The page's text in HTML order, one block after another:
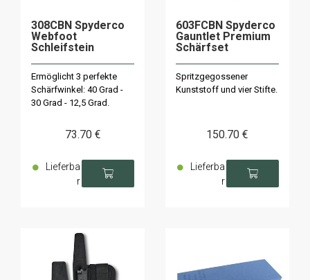
308CBN Spyderco
Webfoot
Schleifstein
Ermöglicht 3 perfekte
Schärfwinkel: 40 Grad -
30 Grad - 12,5 Grad.
73.70 €
Lieferba
r
603FCBN Spyderco
Gauntlet Premium
Schärfset
Spritzgegossener
Kunststoff und vier Stifte.
150.70 €
Lieferba
r